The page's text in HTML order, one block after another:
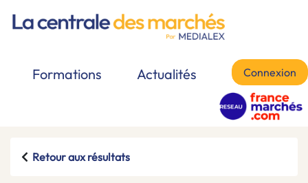
Formations Actualités Connexion
Retour aux résultats